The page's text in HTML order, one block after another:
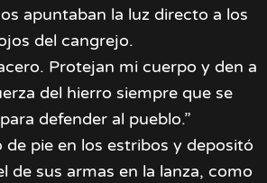
apuntaban la luz directo a los
del cangrejo.
Protejan mi cuerpo y den a
del hierro siempre que se
defender al pueblo.”
de pie en los estribos y depositó
de sus armas en la lanza, como